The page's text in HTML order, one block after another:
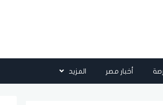
أخبار مصر المزيد